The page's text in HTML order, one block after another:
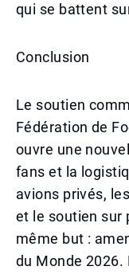
qui se battent
Conclusion
Le soutien
Fédération de
ouvre une
fans et la
avions privés,
et le soutien sur
même but :
du Monde